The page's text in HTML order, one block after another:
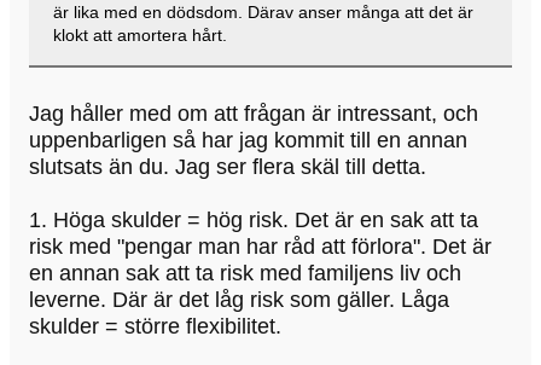
är lika med en dödsdom. Därav anser många att det är
klokt att amortera hårt.
Jag håller med om att frågan är intressant, och
uppenbarligen så har jag kommit till en annan
slutsats än du. Jag ser flera skäl till detta.
1. Höga skulder = hög risk. Det är en sak att ta
risk med "pengar man har råd att förlora". Det är
en annan sak att ta risk med familjens liv och
leverne. Där är det låg risk som gäller. Låga
skulder = större flexibilitet.